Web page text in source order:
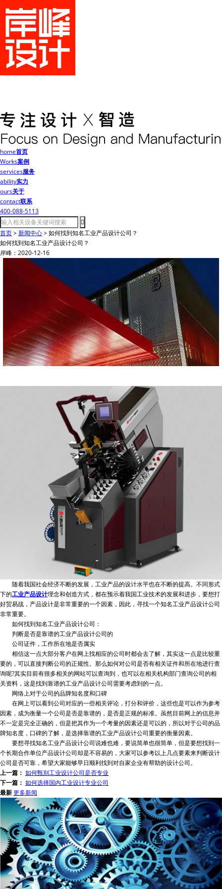
home首页
Works案例
services服务
ability实力
ours关于
contact联系
400-088-5113
首页> 新闻中心> 如何找到知名工业产品设计公司？
如何找到知名工业产品设计公司？
岸峰：2020-12-16
随着我国社会经济不断的发展，工业产品的设计水平也在不断的提高。不同形式
下的工业产品设计理念和创造方式，都在预示着我国工业技术的发展和进步，要想打
好贸易战，产品设计是非常重要的一个因素，因此，寻找一个知名工业产品设计公司
非常重要。
如何找到知名工业产品设计公司：
判断是否是靠谱的工业产品设计公司的
公司证件，工作所在地是否属实
相信这一点大部分客户在网上找相应的公司时都会去了解，其实这一点是比较重
要的，可以直接判断公司的正规性。那么如何对公司是否有相关证件和所在地进行查
询呢?其实目前有很多相关的网站可以查询到，也可以在相关机构部门查询公司的相
关资料，这是找到靠谱的工业产品设计公司需要考虑到的一点。
网络上对于公司的品牌知名度和口碑
在网上可以看到公司对应的一些相关评论，打分和评价，这些也是可以作为参考
因素，成为衡量一个公司是否是靠谱的，是否是正规的标准。虽然目前网上的信息并
不一定是完全正确的，但是把其作为一个考量的因素还是可以的，所以对于公司的品
牌知名度，口碑的了解，是选择靠谱的工业产品设计公司重要的衡量因素。
要想寻找知名工业产品设计公司说难也难，要说简单也很简单，但是要想找到一
个长期合作单位产品设计公司却是不容易的，大家可以参考以上几点要素来判断设计
公司是否可靠，希望大家能够早日顺利找到对自家企业有帮助的设计公司。
上一篇： 如何甄别工业设计公司是否专业
下一篇： 如何选择国内工业设计专业公司
最新更多新闻